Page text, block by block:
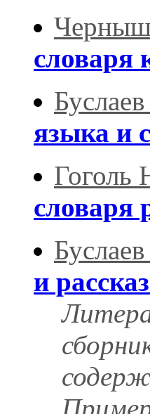
словаря
языка и
Гоголь
словаря
и